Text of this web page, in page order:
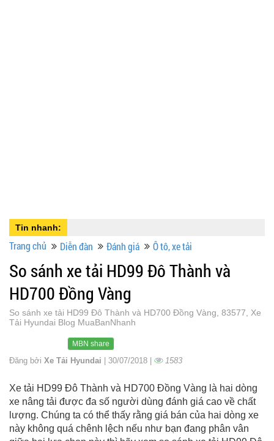
Tin nhanh:
Trang chủ Diễn đàn Đánh giá Ô tô, xe tải
So sánh xe tải HD99 Đô Thành và
HD700 Đồng Vàng
So sánh xe tải HD99 Đô Thành và HD700 Đồng Vàng, 83577, Xe
Tải Hyundai Blog MuaBanNhanh
MBN share
Đăng bởi Xe Tải Hyundai | 30/07/2018 | 1583
Xe tải HD99 Đô Thành và HD700 Đồng Vàng là hai dòng
xe nâng tải được đa số người dùng đánh giá cao về chất
lượng. Chúng ta có thể thấy rằng giá bán của hai dòng xe
này không quá chênh lệch nếu như bạn đang phân vân